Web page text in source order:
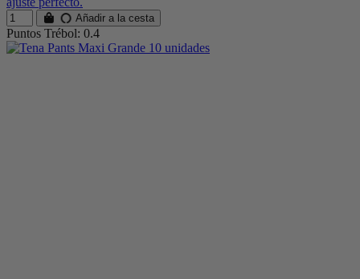
Añadir a la cesta
Puntos Trébol: 0.4